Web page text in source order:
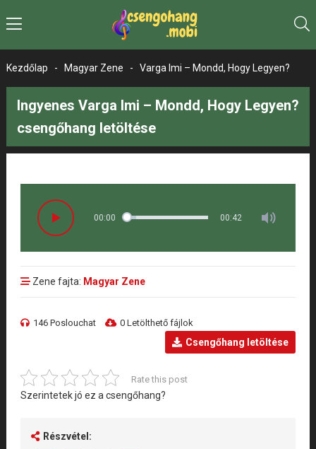
Kezdőlap - Magyar Zene - Varga Imi – Mondd, Hogy Legyen?
Ingyenes Varga Imi – Mondd, Hogy Legyen?
csengőhang letöltése
00:00 00:42
Zene fajta: Magyar Zene
146 Poslouchat 0 Letölthető fájlok
Csengőhang letöltése
Rate this post
Szerintetek jó ez a csengőhang?
Részvétel: